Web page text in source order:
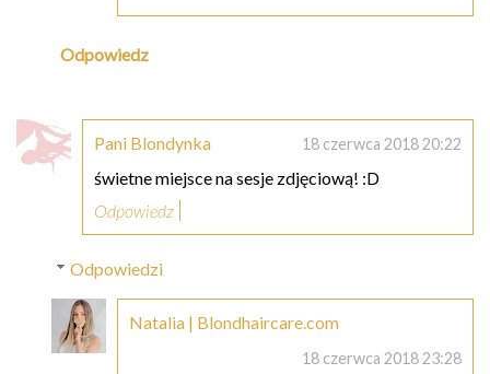
Odpowiedz
Pani Blondynka 18 czerwca 2018 20:22
świetne miejsce na sesje zdjęciową! :D
Odpowiedz
Odpowiedzi
Natalia | Blondhaircare.com
18 czerwca 2018 23:28